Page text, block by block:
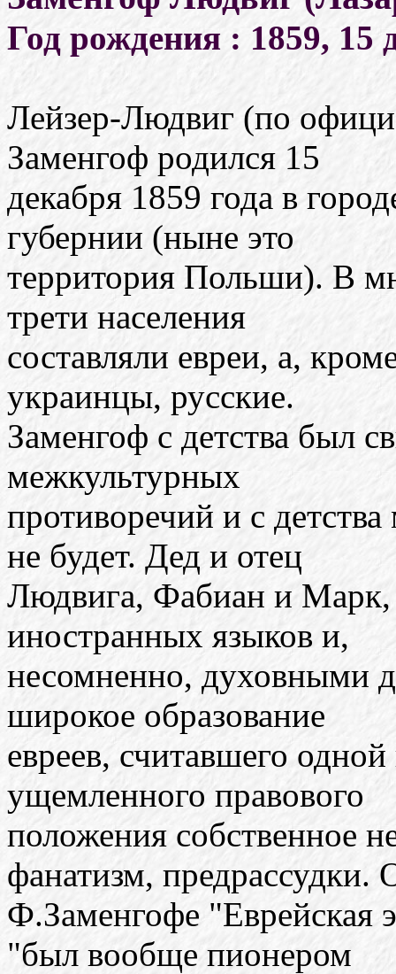
Год рождения : 1859, 15
Лейзер-Людвиг (по
Заменгоф родился 15
декабря 1859 года в
губернии (ныне это
территория Польши). В
трети населения
составляли евреи, а,
украинцы, русские.
Заменгоф с детства был
межкультурных
противоречий и с
не будет. Дед и отец
Людвига, Фабиан и Марк,
иностранных языков и,
несомненно, духовными
широкое образование
евреев, считавшего
ущемленного правового
положения собственное
фанатизм, предрассудки.
Ф.Заменгофе "Еврейская
"был вообще пионером